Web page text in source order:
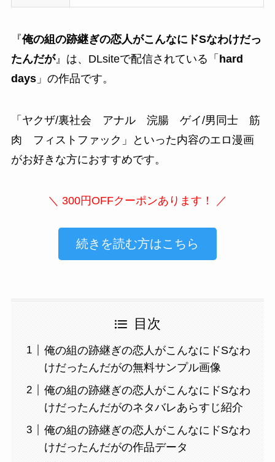
『俺の組の跡継ぎの恋人がこんなにドSなわけだっ
たんだが』は、DLsiteで配信されている「 hard
days」の作品です。
「 ヤクザ/裏社会 アナル 浣腸 ゲイ/男同士 筋
肉 フィストファック 」といった内容のエロ漫画
がお好きな方におすすめです。
＼ 300円OFFクーポンあります！ ／
続きを読む方はこちら
目次
俺の組の跡継ぎの恋人がこんなにドSなわ
けだったんだがの無料サンプル画像
俺の組の跡継ぎの恋人がこんなにドSなわ
けだったんだがのネタバレあらすじ紹介
俺の組の跡継ぎの恋人がこんなにドSなわ
けだったんだがの作品データ